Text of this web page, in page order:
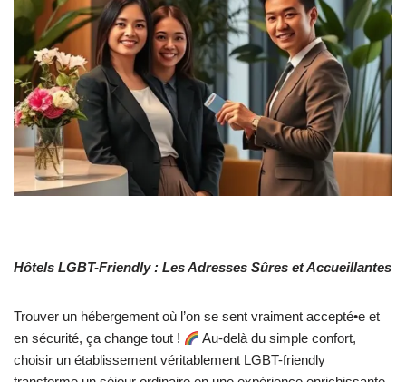
Hôtels LGBT-Friendly : Les Adresses Sûres et Accueillantes
Trouver un hébergement où l’on se sent vraiment accepté•e et
en sécurité, ça change tout !
Au-delà du simple confort,
choisir un établissement véritablement LGBT-friendly